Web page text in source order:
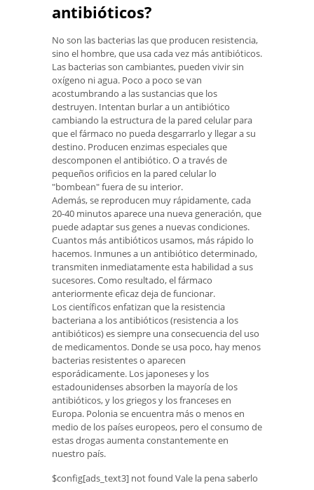
antibióticos?
No son las bacterias las que producen resistencia,
sino el hombre, que usa cada vez más antibióticos.
Las bacterias son cambiantes, pueden vivir sin
oxígeno ni agua. Poco a poco se van
acostumbrando a las sustancias que los
destruyen. Intentan burlar a un antibiótico
cambiando la estructura de la pared celular para
que el fármaco no pueda desgarrarlo y llegar a su
destino. Producen enzimas especiales que
descomponen el antibiótico. O a través de
pequeños orificios en la pared celular lo
"bombean" fuera de su interior.
Además, se reproducen muy rápidamente, cada
20-40 minutos aparece una nueva generación, que
puede adaptar sus genes a nuevas condiciones.
Cuantos más antibióticos usamos, más rápido lo
hacemos. Inmunes a un antibiótico determinado,
transmiten inmediatamente esta habilidad a sus
sucesores. Como resultado, el fármaco
anteriormente eficaz deja de funcionar.
Los científicos enfatizan que la resistencia
bacteriana a los antibióticos (resistencia a los
antibióticos) es siempre una consecuencia del uso
de medicamentos. Donde se usa poco, hay menos
bacterias resistentes o aparecen
esporádicamente. Los japoneses y los
estadounidenses absorben la mayoría de los
antibióticos, y los griegos y los franceses en
Europa. Polonia se encuentra más o menos en
medio de los países europeos, pero el consumo de
estas drogas aumenta constantemente en
nuestro país.
$config[ads_text3] not found Vale la pena saberlo